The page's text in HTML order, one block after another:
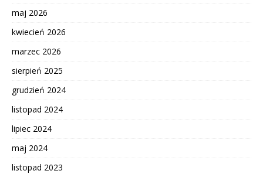
maj 2026
kwiecień 2026
marzec 2026
sierpień 2025
grudzień 2024
listopad 2024
lipiec 2024
maj 2024
listopad 2023